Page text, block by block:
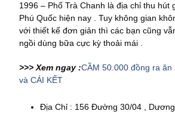
1996 – Phố Trà Chanh là địa chỉ thu hút
Phú Quốc hiện nay . Tuy không gian
với thiết kế đơn giản thì các bạn cũng
ngồi dùng bữa cực kỳ thoải mái .
>>> Xem ngay :CẦM 50.000 đồng ra
và CÁI KẾT
Địa Chỉ : 156 Đường 30/04 ,